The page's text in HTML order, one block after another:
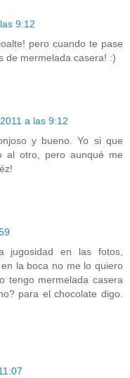
9:12
pero cuando te pase
de mermelada casera! :)
a las 9:12
y bueno. Yo si que
al otro, pero aunqué me
jugosidad en las fotos,
la boca no me lo quiero
tengo mermelada casera
para el chocolate digo.